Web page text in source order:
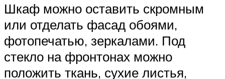
Шкаф можно оставить скромным
или отделать фасад обоями,
фотопечатью, зеркалами. Под
стекло на фронтонах можно
положить ткань, сухие листья,